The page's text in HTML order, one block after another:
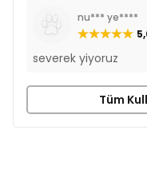
nu*** ye****
severek yiyoruz
Tüm